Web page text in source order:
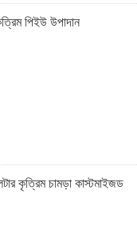
পিইউ উপাদান
কৃত্রিম চামড়া কাস্টমাইজড